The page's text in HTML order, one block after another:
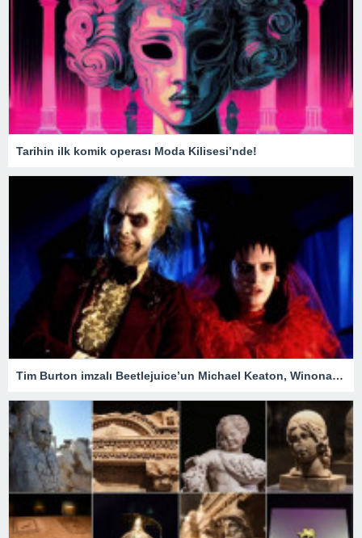
Tarihin ilk komik operası Moda Kilisesi’nde!
Tim Burton imzalı Beetlejuice’un Michael Keaton, Winona Ryder ve Jenna Ortega’lı devam filmi geliyor